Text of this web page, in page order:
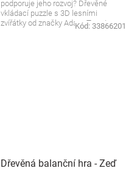
podporuje jeho rozvoj? Dřevěné
vkládací puzzle s 3D lesními
zvířátky od značky Adam Toys je
Kód: 33866201
Dřevěná balanční hra - Zeď